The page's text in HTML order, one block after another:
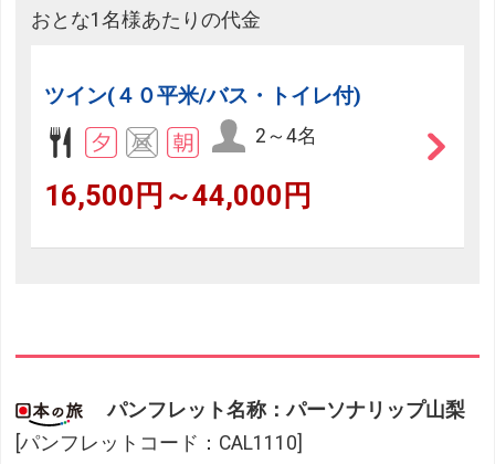
おとな1名様あたりの代金
ツイン(４０平米/バス・トイレ付)
2～4名
16,500円～44,000円
パンフレット名称：パーソナリップ山梨
[パンフレットコード：CAL1110]